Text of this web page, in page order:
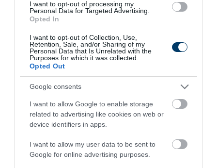
I want to opt-out of processing my
Personal Data for Targeted Advertising.
Opted In
I want to opt-out of Collection, Use,
Retention, Sale, and/or Sharing of my
Personal Data that Is Unrelated with the
Purposes for which it was collected.
Opted Out
Google consents
I want to allow Google to enable storage
related to advertising like cookies on web or
device identifiers in apps.
I want to allow my user data to be sent to
Google for online advertising purposes.
One Teaspoon And All The Worms In The Body
Die Instantly